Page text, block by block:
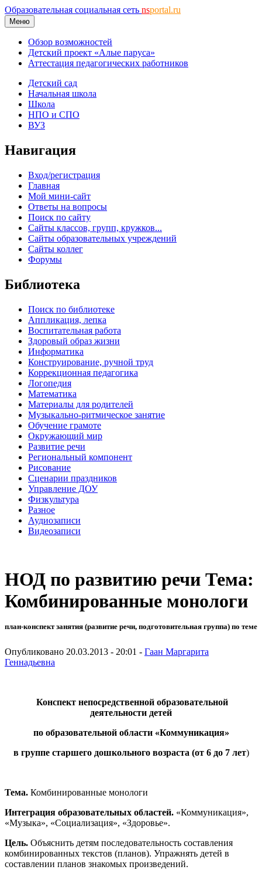
Образовательная социальная сеть nsportal.ru
Меню
Обзор возможностей
Детский проект «Алые паруса»
Аттестация педагогических работников
Детский сад
Начальная школа
Школа
НПО и СПО
ВУЗ
Навигация
Вход/регистрация
Главная
Мой мини-сайт
Ответы на вопросы
Поиск по сайту
Сайты классов, групп, кружков...
Сайты образовательных учреждений
Сайты коллег
Форумы
Библиотека
Поиск по библиотеке
Аппликация, лепка
Воспитательная работа
Здоровый образ жизни
Информатика
Конструирование, ручной труд
Коррекционная педагогика
Логопедия
Математика
Материалы для родителей
Музыкально-ритмическое занятие
Обучение грамоте
Окружающий мир
Развитие речи
Региональный компонент
Рисование
Сценарии праздников
Управление ДОУ
Физкультура
Разное
Аудиозаписи
Видеозаписи
НОД по развитию речи Тема:
Комбинированные монологи
план-конспект занятия (развитие речи, подготовительная группа) по теме
Опубликовано 20.03.2013 - 20:01 - Гаан Маргарита
Геннадьевна
Конспект непосредственной образовательной
деятельности детей
по образовательной области «Коммуникация»
в группе старшего дошкольного возраста (от 6 до 7 лет)
Тема. Комбинированные монологи
Интеграция образовательных областей. «Коммуникация»,
«Музыка», «Социализация», «Здоровье».
Цель. Объяснить детям последовательность составления
комбинированных текстов (планов). Упражнять детей в
составлении планов знакомых произведений.